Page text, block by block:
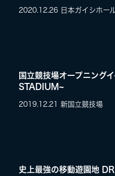
2020.12.26 日本ガイシホー
国立競技場オープニング
STADIUM~
2019.12.21 新国立競技場
史上最強の移動遊園地